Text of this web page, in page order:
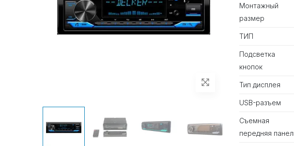
Монтажный
размер
ТИП
Подсветка
кнопок
Тип дисплея
USB-разъем
Съемная
передняя